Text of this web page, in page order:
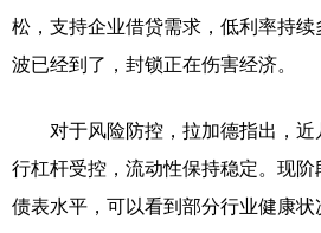
松，支持企业借贷需求，低利率持
波已经到了，封锁正在伤害经济。
对于风险防控，拉加德指出，近
行杠杆受控，流动性保持稳定。现
债表水平，可以看到部分行业健康